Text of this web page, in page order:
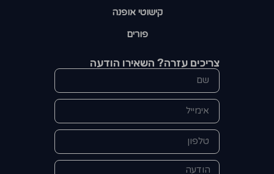
קישוטי אופנה
פורים
צריכים עזרה? השאירו הודעה